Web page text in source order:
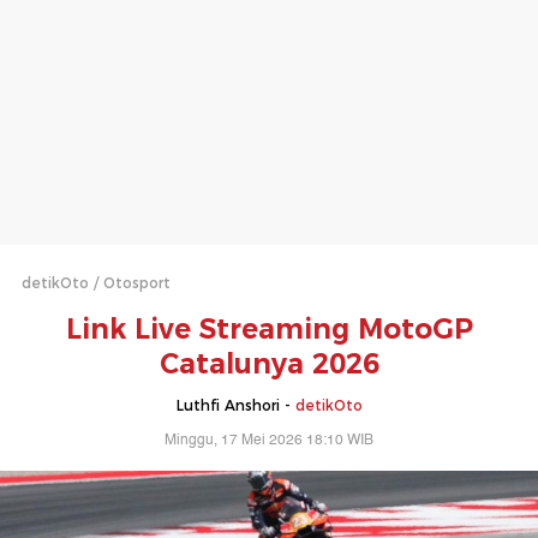
detikOto Otosport
Link Live Streaming MotoGP
Catalunya 2026
Luthfi Anshori - detikOto
Minggu, 17 Mei 2026 18:10 WIB